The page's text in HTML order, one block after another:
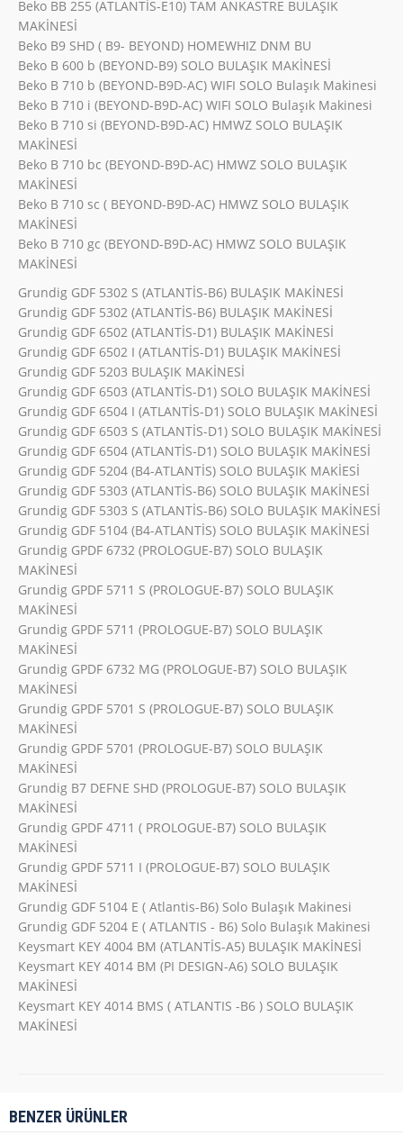
Beko BB 255 (ATLANTİS-E10) TAM ANKASTRE BULAŞIK
MAKİNESİ
Beko B9 SHD ( B9- BEYOND) HOMEWHIZ DNM BU
Beko B 600 b (BEYOND-B9) SOLO BULAŞIK MAKİNESİ
Beko B 710 b (BEYOND-B9D-AC) WIFI SOLO Bulaşık Makinesi
Beko B 710 i (BEYOND-B9D-AC) WIFI SOLO Bulaşık Makinesi
Beko B 710 si (BEYOND-B9D-AC) HMWZ SOLO BULAŞIK
MAKİNESİ
Beko B 710 bc (BEYOND-B9D-AC) HMWZ SOLO BULAŞIK
MAKİNESİ
Beko B 710 sc ( BEYOND-B9D-AC) HMWZ SOLO BULAŞIK
MAKİNESİ
Beko B 710 gc (BEYOND-B9D-AC) HMWZ SOLO BULAŞIK
MAKİNESİ
Grundig GDF 5302 S (ATLANTİS-B6) BULAŞIK MAKİNESİ
Grundig GDF 5302 (ATLANTİS-B6) BULAŞIK MAKİNESİ
Grundig GDF 6502 (ATLANTİS-D1) BULAŞIK MAKİNESİ
Grundig GDF 6502 I (ATLANTİS-D1) BULAŞIK MAKİNESİ
Grundig GDF 5203 BULAŞIK MAKİNESİ
Grundig GDF 6503 (ATLANTİS-D1) SOLO BULAŞIK MAKİNESİ
Grundig GDF 6504 I (ATLANTİS-D1) SOLO BULAŞIK MAKİNESİ
Grundig GDF 6503 S (ATLANTİS-D1) SOLO BULAŞIK MAKİNESİ
Grundig GDF 6504 (ATLANTİS-D1) SOLO BULAŞIK MAKİNESİ
Grundig GDF 5204 (B4-ATLANTİS) SOLO BULAŞIK MAKİESİ
Grundig GDF 5303 (ATLANTİS-B6) SOLO BULAŞIK MAKİNESİ
Grundig GDF 5303 S (ATLANTİS-B6) SOLO BULAŞIK MAKİNESİ
Grundig GDF 5104 (B4-ATLANTİS) SOLO BULAŞIK MAKİNESİ
Grundig GPDF 6732 (PROLOGUE-B7) SOLO BULAŞIK
MAKİNESİ
Grundig GPDF 5711 S (PROLOGUE-B7) SOLO BULAŞIK
MAKİNESİ
Grundig GPDF 5711 (PROLOGUE-B7) SOLO BULAŞIK
MAKİNESİ
Grundig GPDF 6732 MG (PROLOGUE-B7) SOLO BULAŞIK
MAKİNESİ
Grundig GPDF 5701 S (PROLOGUE-B7) SOLO BULAŞIK
MAKİNESİ
Grundig GPDF 5701 (PROLOGUE-B7) SOLO BULAŞIK
MAKİNESİ
Grundig B7 DEFNE SHD (PROLOGUE-B7) SOLO BULAŞIK
MAKİNESİ
Grundig GPDF 4711 ( PROLOGUE-B7) SOLO BULAŞIK
MAKİNESİ
Grundig GPDF 5711 I (PROLOGUE-B7) SOLO BULAŞIK
MAKİNESİ
Grundig GDF 5104 E ( Atlantis-B6) Solo Bulaşık Makinesi
Grundig GDF 5204 E ( ATLANTIS - B6) Solo Bulaşık Makinesi
Keysmart KEY 4004 BM (ATLANTİS-A5) BULAŞIK MAKİNESİ
Keysmart KEY 4014 BM (PI DESIGN-A6) SOLO BULAŞIK
MAKİNESİ
Keysmart KEY 4014 BMS ( ATLANTIS -B6 ) SOLO BULAŞIK
MAKİNESİ
BENZER ÜRÜNLER